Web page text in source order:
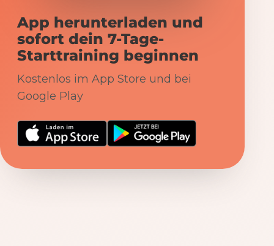
App herunterladen und
sofort dein 7-Tage-
Starttraining beginnen
Kostenlos im App Store und bei
Google Play